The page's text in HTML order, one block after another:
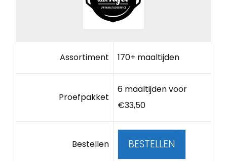
Assortiment 170+ maaltijden
Proefpakket
6 maaltijden voor
€33,50
Bestellen BESTELLEN